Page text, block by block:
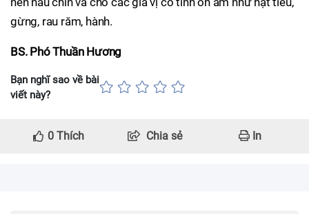
gừng, rau răm, hành.
BS. Phó Thuần Hương
Bạn nghĩ sao về bài
viết này?
0 Thích Chia sẻ In